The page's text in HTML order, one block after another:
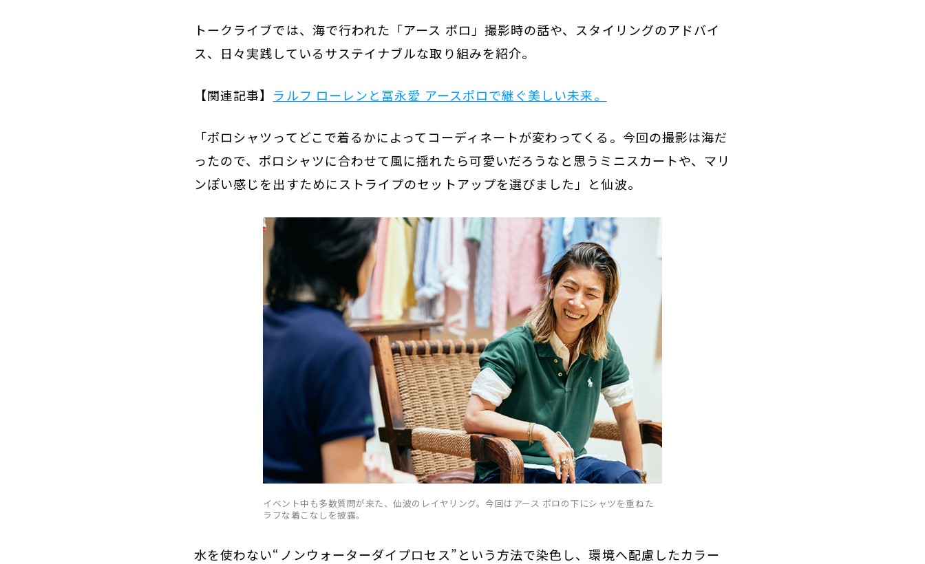
トークライブでは、海で行われた「アース ポロ」撮影時の話や、スタイリングのアドバイ
ス、日々実践しているサステイナブルな取り組みを紹介。
【関連記事】 ラルフ ローレンと冨永愛 アースポロで継ぐ美しい未来。
「ポロシャツってどこで着るかによってコーディネートが変わってくる。今回の撮影は海だ
ったので、ポロシャツに合わせて風に揺れたら可愛いだろうなと思うミニスカートや、マリ
ンぽい感じを出すためにストライプのセットアップを選びました」と仙波。
イベント中も多数質問が来た、仙波のレイヤリング。今回はアース ポロの下にシャツを重ねた
ラフな着こなしを披露。
水を使わない“ノンウォーターダイプロセス”という方法で染色し、環境へ配慮したカラー